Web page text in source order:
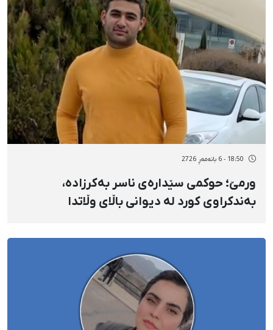
18:50 - 6 بانەمەڕ 2726
ورمێ؛ حوکمی سێدارەی ناسر بەکرزادە،
بەندکراوی کورد لە دیوانی باڵای وڵاتدا